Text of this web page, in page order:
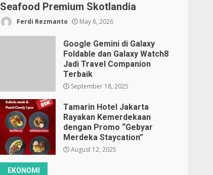
Seafood Premium Skotlandia
Ferdi Rezmanto May 8, 2026
Google Gemini di Galaxy
Foldable dan Galaxy Watch8
Jadi Travel Companion
Terbaik
September 18, 2025
Tamarin Hotel Jakarta
Rayakan Kemerdekaan
dengan Promo “Gebyar
Merdeka Staycation”
August 12, 2025
EKONOMI